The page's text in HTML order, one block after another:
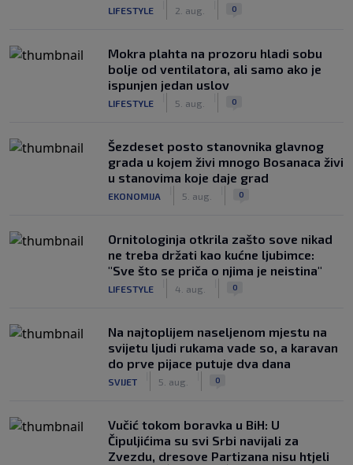
LIFESTYLE 2. aug. 0
Mokra plahta na prozoru hladi sobu
bolje od ventilatora, ali samo ako je
ispunjen jedan uslov
LIFESTYLE 5. aug. 0
Šezdeset posto stanovnika glavnog
grada u kojem živi mnogo Bosanaca živi
u stanovima koje daje grad
EKONOMIJA 5. aug. 0
Ornitologinja otkrila zašto sove nikad
ne treba držati kao kućne ljubimce:
"Sve što se priča o njima je neistina"
LIFESTYLE 4. aug. 0
Na najtoplijem naseljenom mjestu na
svijetu ljudi rukama vade so, a karavan
do prve pijace putuje dva dana
SVIJET 5. aug. 0
Vučić tokom boravka u BiH: U
Čipuljićima su svi Srbi navijali za
Zvezdu, dresove Partizana nisu htjeli